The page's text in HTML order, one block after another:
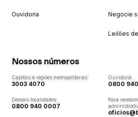
Ouvidoria Negocie
Leilões
Nossos números
Capitais e regiões metropolitanas
3003 4070
Demais localidades
0800 940 0007
Ouvidoria
0800
Para